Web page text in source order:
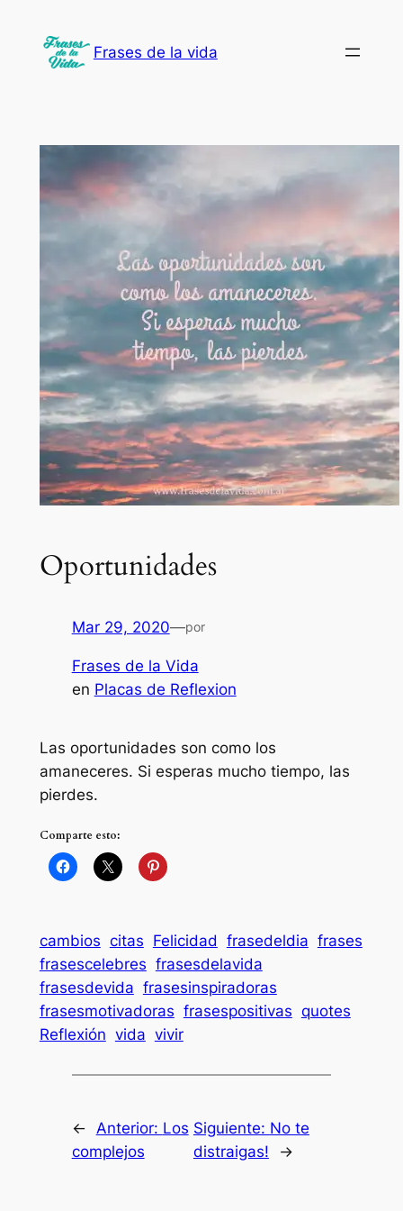
contenido
Frases de la vida
Oportunidades
Mar 29, 2020—por
Frases de la Vida
en Placas de Reflexion
Las oportunidades son como los
amaneceres. Si esperas mucho tiempo, las
pierdes.
Comparte esto:
cambios citas Felicidad frasedeldia frases
frasescelebres frasesdelavida
frasesdevida frasesinspiradoras
frasesmotivadoras frasespositivas quotes
Reflexión vida vivir
← Anterior: Los
complejos
Siguiente: No te
distraigas!
→